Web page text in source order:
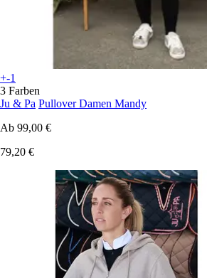
+-1
3 Farben
Ju & Pa Pullover Damen Mandy
Ab 99,00 €
79,20 €